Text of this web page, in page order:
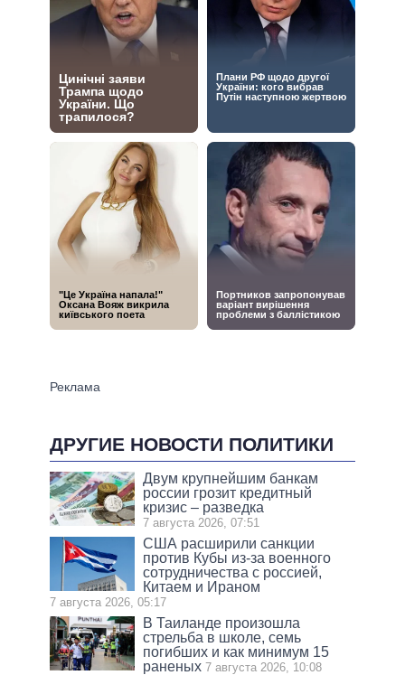
ДРУГИЕ НОВОСТИ ПОЛИТИКИ
Двум крупнейшим банкам
россии грозит кредитный
кризис – разведка
7 августа 2026, 07:51
США расширили санкции
против Кубы из-за военного
сотрудничества с россией,
Китаем и Ираном
7 августа 2026, 05:17
В Таиланде произошла
стрельба в школе, семь
погибших и как минимум 15
раненых 7 августа 2026, 10:08